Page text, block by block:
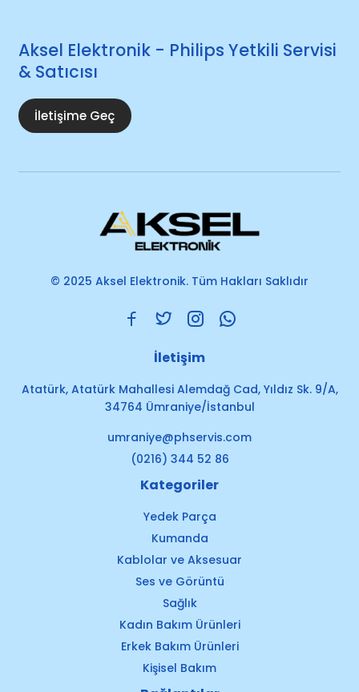
Aksel Elektronik - Philips Yetkili Servisi
& Satıcısı
İletişime Geç
© 2025 Aksel Elektronik. Tüm Hakları Saklıdır
İletişim
Atatürk, Atatürk Mahallesi Alemdağ Cad, Yıldız Sk. 9/A,
34764 Ümraniye/İstanbul
umraniye@phservis.com
(0216) 344 52 86
Kategoriler
Yedek Parça
Kumanda
Kablolar ve Aksesuar
Ses ve Görüntü
Sağlık
Kadın Bakım Ürünleri
Erkek Bakım Ürünleri
Kişisel Bakım